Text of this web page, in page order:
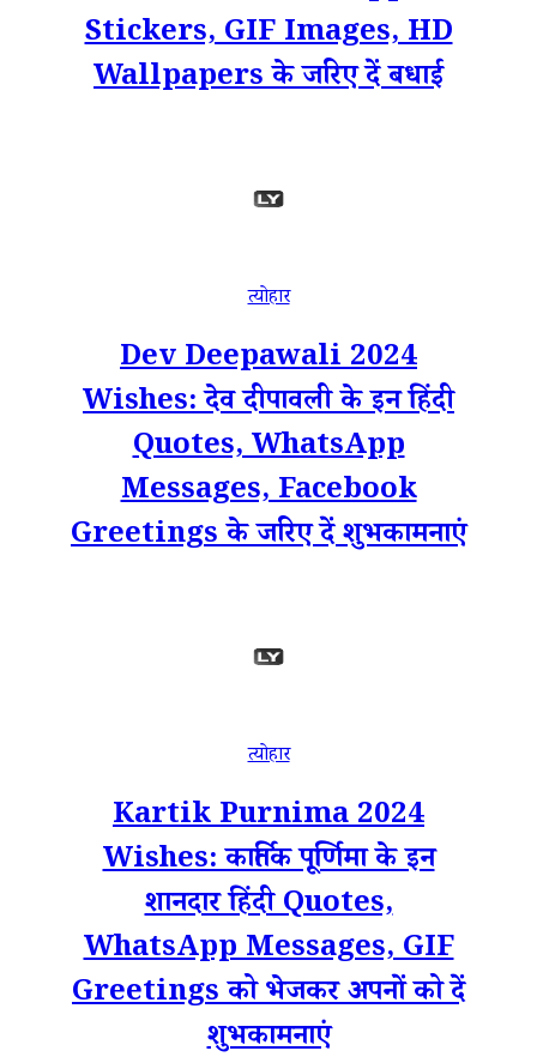
Stickers, GIF Images, HD
Wallpapers के जरिए दें बधाई
त्योहार
Dev Deepawali 2024
Wishes: देव दीपावली के इन हिंदी
Quotes, WhatsApp
Messages, Facebook
Greetings के जरिए दें शुभकामनाएं
त्योहार
Kartik Purnima 2024
Wishes: कार्तिक पूर्णिमा के इन
शानदार हिंदी Quotes,
WhatsApp Messages, GIF
Greetings को भेजकर अपनों को दें
शुभकामनाएं